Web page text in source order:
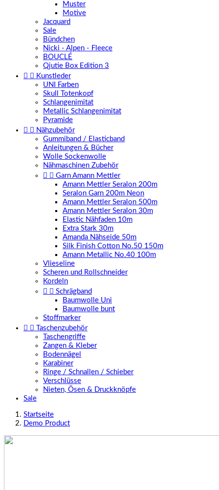
Muster
Motive
Jacquard
Sale
Bündchen
Nicki - Alpen - Fleece
BOUCLÉ
Qjutie Box Edition 3
  Kunstleder
UNI Farben
Skull Totenkopf
Schlangenimitat
Metallic Schlangenimitat
Pyramide
  Nähzubehör
Gummiband / Elasticband
Anleitungen & Bücher
Wolle Sockenwolle
Nähmaschinen Zubehör
  Garn Amann Mettler
Amann Mettler Seralon 200m
Seralon Garn 200m Neon
Amann Mettler Seralon 500m
Amann Mettler Seralon 30m
Elastic Nähfaden 10m
Extra Stark 30m
Amanda Nähseide 50m
Silk Finish Cotton No.50 150m
Amann Metallic No.40 100m
Vlieseline
Scheren und Rollschneider
Kordeln
  Schrägband
Baumwolle Uni
Baumwolle bunt
Stoffmarker
 
Taschenzubehör
Taschengriffe
Zangen & Kleber
Bodennägel
Karabiner
Ringe / Schnallen / Schieber
Verschlüsse
Nieten, Ösen & Druckknöpfe
Sale
Startseite
Demo Product